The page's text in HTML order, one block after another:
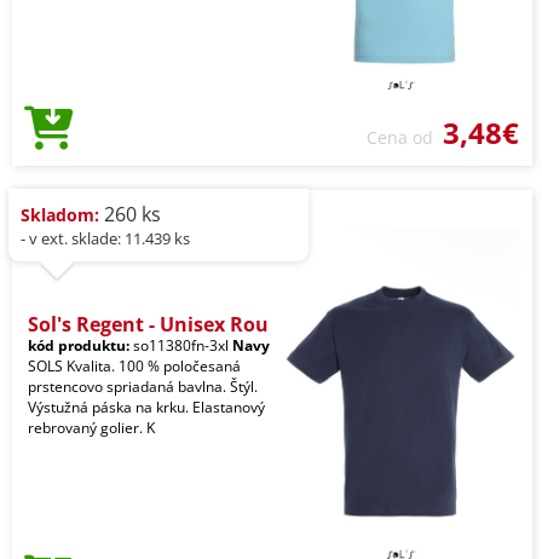
Cena od 3,48€
Skladom: 260 ks
- v ext. sklade: 11.439 ks
Sol's Regent - Unisex Rou
kód produktu:so11380fn-3xl Navy
SOLS Kvalita. 100 % poločesaná
prstencovo spriadaná bavlna. Štýl.
Výstužná páska na krku. Elastanový
rebrovaný golier. K